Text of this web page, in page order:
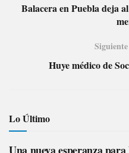
Balacera en Puebla deja
Huye médico de
Lo Último
Una nueva esperanza